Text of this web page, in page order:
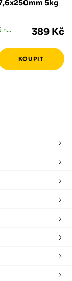
5kg
skladem méně než 5 bal 389 Kč